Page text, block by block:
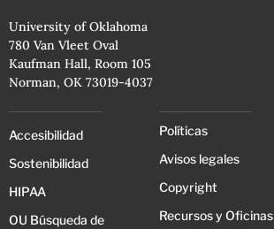
University of Oklahoma
780 Van Vleet Oval
Kaufman Hall, Room 105
Norman, OK 73019-4037
Accesibilidad
Sostenibilidad
HIPAA
OU Búsqueda de
Políticas
Avisos legales
Copyright
Recursos y Oficinas